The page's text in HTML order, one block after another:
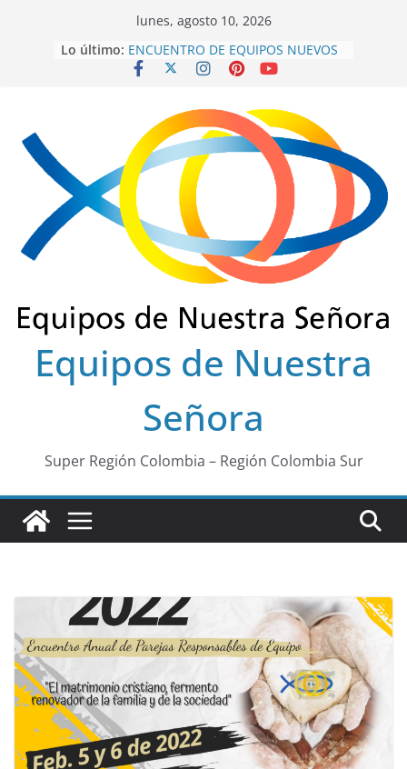
lunes, agosto 10, 2026
Lo último: ENCUENTRO DE EQUIPOS NUEVOS
SECTOR FLORENCIA
ENSCOLSUR.
COLEGIO REGIONAL FINAL 2025
EUCARISTÍA DE FRATERNIDAD
OCTUBRE 2025
Equipos de Nuestra
Señora
Super Región Colombia – Región Colombia Sur